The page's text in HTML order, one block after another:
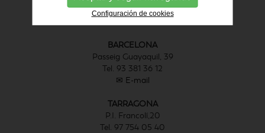
Fax. 93 780 97 11
BARCELONA
Passeig Guayaquil, 39
Tel. 93 381 36 12
✉ E-mail
TARRAGONA
P.I. Francolí,20
Tel. 97 754 05 40
Configuración de cookies